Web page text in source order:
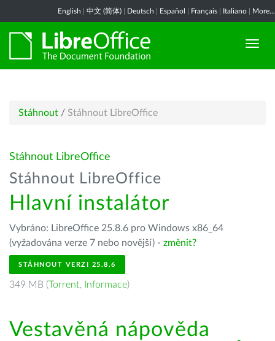
English 中文 (简体) Deutsch Español Français Italiano More...
Stáhnout / Stáhnout LibreOffice
Stáhnout LibreOffice
Stáhnout LibreOffice
Hlavní instalátor
Vybráno: LibreOffice 25.8.6 pro Windows x86_64
(vyžadována verze 7 nebo novější) - změnit?
STÁHNOUT VERZI 25.8.6
349 MB (Torrent, Informace)
Vestavěná nápověda